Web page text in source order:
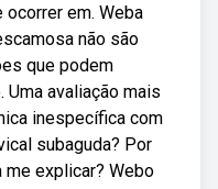
em. Weba
não são
que podem
Uma avaliação mais
inespecífica com
subaguda? Por
explicar? Webo